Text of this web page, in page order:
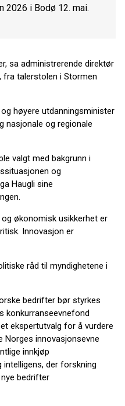
2026 i Bodø 12. mai.
sa administrerende direktør
fra talerstolen i Stormen
høyere utdanningsminister
nasjonale og regionale
valgt med bakgrunn i
og
Haugli sine
økonomisk usikkerhet er
Innovasjon er
råd til myndighetene i
bedrifter bør styrkes
konkurranseevnefond
ekspertutvalg for å vurdere
Norges innovasjonsevne
innkjøp
intelligens, der forskning
bedrifter